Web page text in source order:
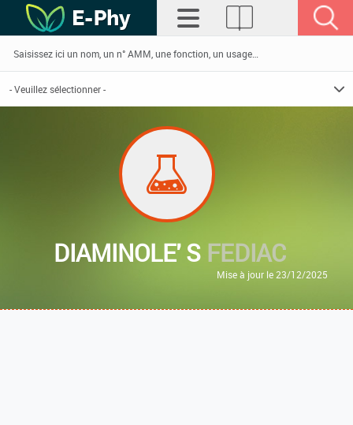
DIAMINOLE' S FEDIAC
Mise à jour le 23/12/2025